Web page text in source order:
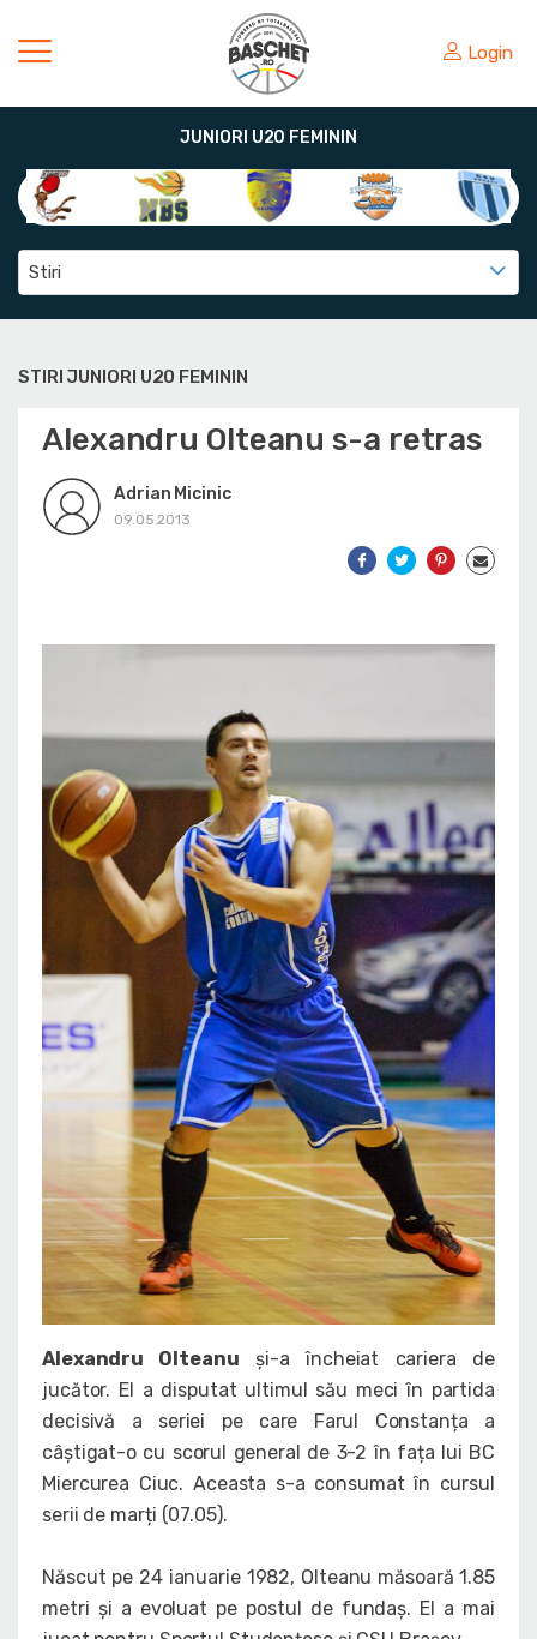
Login
JUNIORI U20 FEMININ
Stiri
STIRI JUNIORI U20 FEMININ
Alexandru Olteanu s-a retras
Adrian Micinic
09.05.2013
Alexandru Olteanu și-a încheiat cariera de
jucător. El a disputat ultimul său meci în partida
decisivă a seriei pe care Farul Constanța a
câștigat-o cu scorul general de 3-2 în fața lui BC
Miercurea Ciuc. Aceasta s-a consumat în cursul
serii de marți (07.05).
Născut pe 24 ianuarie 1982, Olteanu măsoară 1.85
metri și a evoluat pe postul de fundaș. El a mai